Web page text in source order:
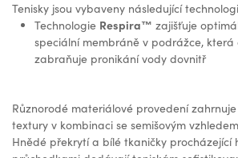
Tenisky jsou vybaveny následující
Technologie Respira™ zajišťuje
speciální membráně v podrážce,
zabraňuje pronikání vody dovnitř
Různorodé materiálové provedení
textury v kombinaci se semišovým
Hnědé překrytí a bílé tkaničky procházející